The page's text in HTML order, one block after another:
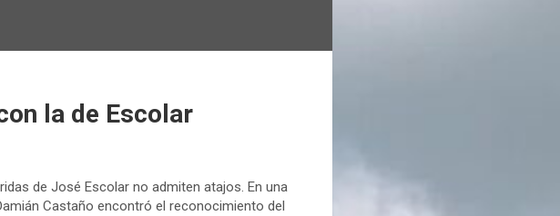
la de Escolar
de José Escolar no admiten atajos. En una
Castaño encontró el reconocimiento del